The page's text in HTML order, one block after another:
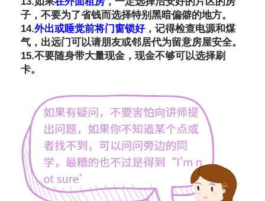
子，不要为了省钱而选择特别黑暗偏僻的地方。
14.外出或睡觉前将门窗锁好，记得检查电源和煤
气，出远门可以请朋友或邻居代为留意房屋安全。
15.不要随身带大量现金，现金不够可以选择刷
卡。